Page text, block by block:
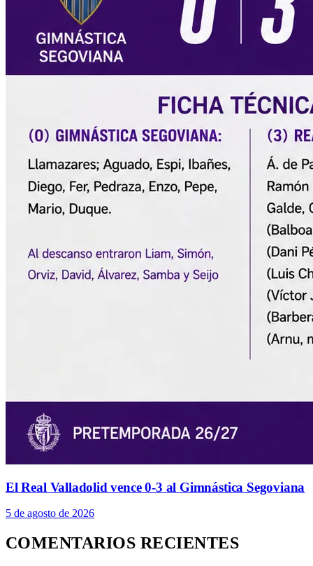
El Real Valladolid vence 0-3 al Gimnástica Segoviana
5 de agosto de 2026
COMENTARIOS RECIENTES